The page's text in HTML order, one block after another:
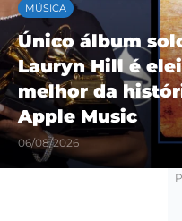
MÚSICA
Único álbum
Lauryn Hill é
melhor da
Apple Music
06/08/2026